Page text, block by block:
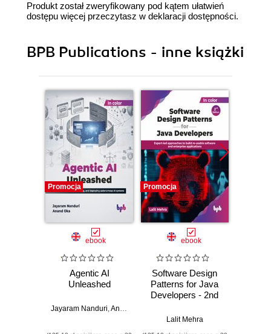
Produkt został zweryfikowany pod kątem ułatwień
dostępu więcej przeczytasz w deklaracji dostępności.
BPB Publications - inne książki
Promocja
ebook
Agentic AI
Unleashed
Jayaram Nanduri Anand Oka
Promocja
ebook
Software Design
Patterns for Java
Developers - 2nd
Lalit Mehra